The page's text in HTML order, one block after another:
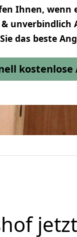
Ihnen, wenn
& unverbindlich
das beste